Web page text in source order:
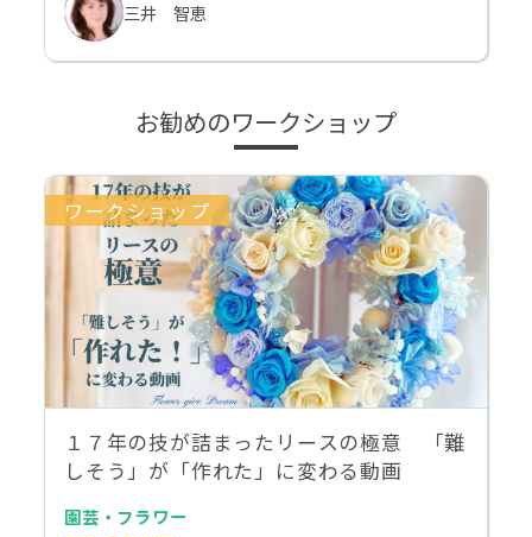
三井 智恵
お勧めのワークショップ
ワークショップ
１７年の技が詰まったリースの極意 「難
しそう」が「作れた」に変わる動画
園芸・フラワー